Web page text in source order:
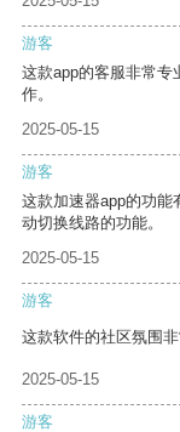
游客
这款app的客服非常专
作。
2025-05-15
游客
这款加速器app的功能
动切换线路的功能。
2025-05-15
游客
这款软件的社区氛围
2025-05-15
游客